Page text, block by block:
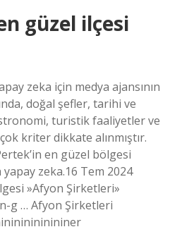
güzel ilçesi
zeka için medya ajansının
doğal şefler, tarihi ve
turistik faaliyetler ve
kriter dikkate alınmıştır.
en güzel bölgesi
zeka.16 Tem 2024
»Afyon Şirketleri»
g … Afyon Şirketleri